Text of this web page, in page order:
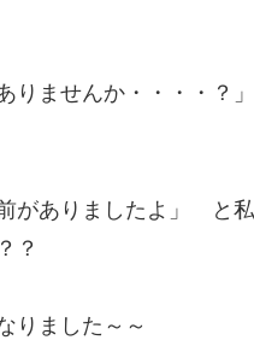
りませんか・・・・？
がありましたよ」 と
？
りました～～